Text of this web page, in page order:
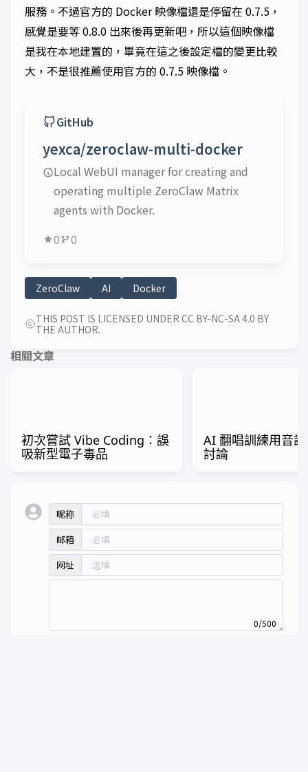
服務。不過官方的 Docker 映像檔還是停留在 0.7.5，
感覺是要等 0.8.0 出來後再更新吧，所以這個映像檔
是我在本地建置的，畢竟在這之後設定檔的變更比較
大，不是很推薦使用官方的 0.7.5 映像檔。
GitHub
yexca/zeroclaw-multi-docker
Local WebUI manager for creating and
operating multiple ZeroClaw Matrix
agents with Docker.
0
0
ZeroClaw AI Docker
THIS POST IS LICENSED UNDER CC BY-NC-SA 4.0 BY
THE AUTHOR.
相關文章
初次嘗試 Vibe Coding：誤
吸新型電子毒品
AI 翻唱訓練用音
討論
昵称
邮箱
网址
0/500